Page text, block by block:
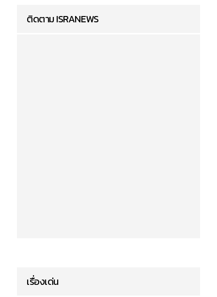
ติดตาม ISRANEWS
เรื่องเด่น